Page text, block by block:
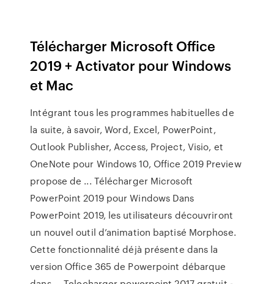
Télécharger Microsoft Office
2019 + Activator pour Windows
et Mac
Intégrant tous les programmes habituelles de
la suite, à savoir, Word, Excel, PowerPoint,
Outlook Publisher, Access, Project, Visio, et
OneNote pour Windows 10, Office 2019 Preview
propose de ... Télécharger Microsoft
PowerPoint 2019 pour Windows Dans
PowerPoint 2019, les utilisateurs découvriront
un nouvel outil d’animation baptisé Morphose.
Cette fonctionnalité déjà présente dans la
version Office 365 de Powerpoint débarque